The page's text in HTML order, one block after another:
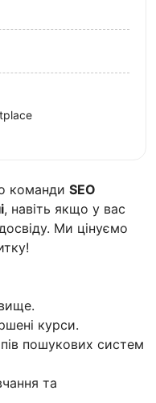
команди SEO
, навіть якщо у вас
Ми цінуємо
курси.
пошукових систем
та